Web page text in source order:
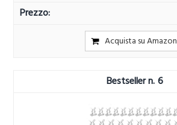
Acquista su Amazon
6